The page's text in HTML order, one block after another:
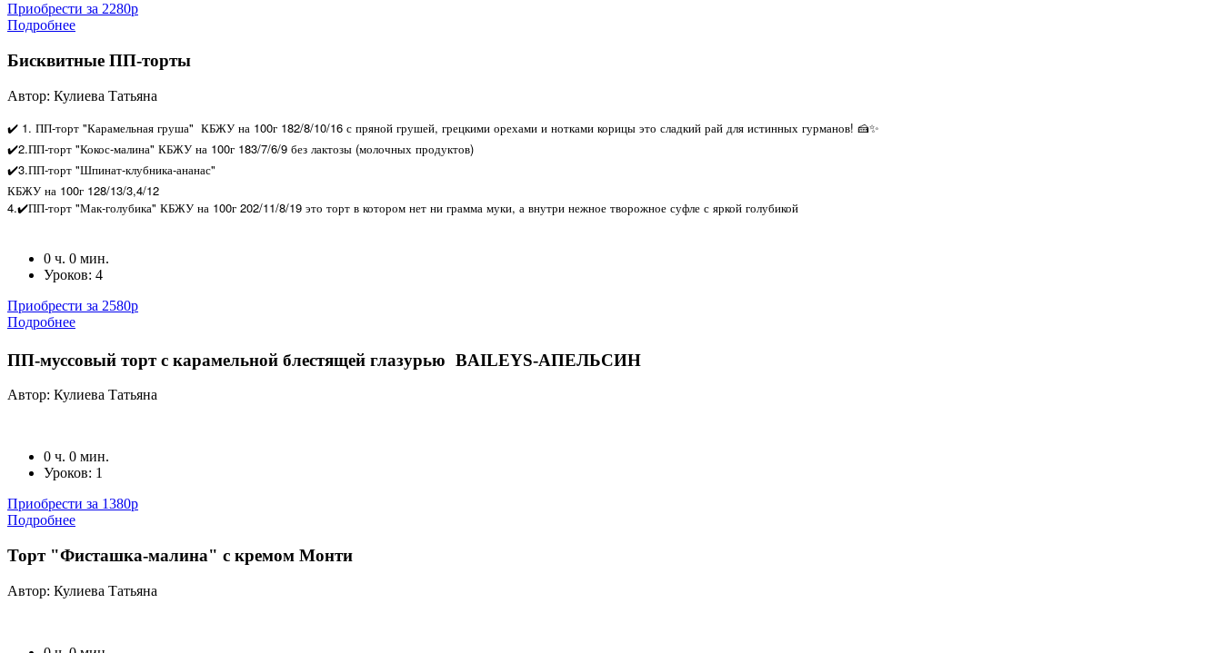
Приобрести за 2280р
Подробнее
Бисквитные ПП-торты
Автор: Кулиева Татьяна
✔️ 1. ПП-торт "Карамельная груша" КБЖУ на 100г 182/8/10/16 с пряной грушей, грецкими орехами и нотками корицы это сладкий рай для истинных гурманов! 🍰✨
✔️2.ПП-торт "Кокос-малина" КБЖУ на 100г 183/7/6/9 без лактозы (молочных продуктов)
✔️3.ПП-торт "Шпинат-клубника-ананас"
КБЖУ на 100г 128/13/3,4/12
4.✔️ПП-торт "Мак-голубика" КБЖУ на 100г 202/11/8/19 это торт в котором нет ни грамма муки, а внутри нежное творожное суфле с яркой голубикой
0 ч. 0 мин.
Уроков: 4
Приобрести за 2580р
Подробнее
ПП-муссовый торт с карамельной блестящей глазурью BAILEYS-АПЕЛЬСИН
Автор: Кулиева Татьяна
0 ч. 0 мин.
Уроков: 1
Приобрести за 1380р
Подробнее
Торт "Фисташка-малина" с кремом Монти
Автор: Кулиева Татьяна